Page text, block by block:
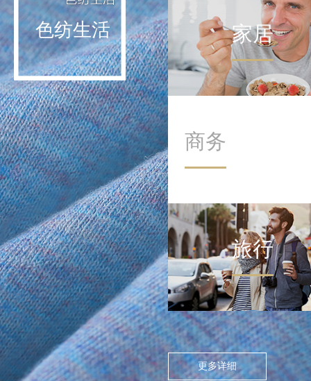
> FLOATING ISLAND IN THE CITY
尘世浮岛
在高度模块化的都市节奏
中，人们渴望在通勤中寻找
呼吸的缝隙。休闲通勤不再
色纺生活 家居
商务
旅行
更多详细